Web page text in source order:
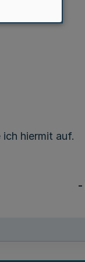
ich hiermit auf.
-